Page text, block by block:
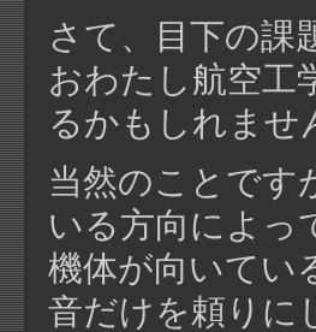
さて、目下の課
おわたし航空工
るかもしれませ
当然のことです
いる方向によっ
機体が向いてい
音だけを頼りに